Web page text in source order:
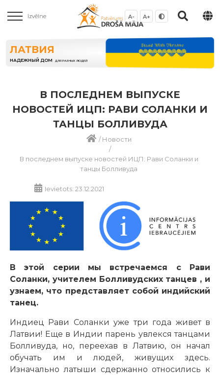
Izvēlne A- A+
ЛАТВИЯ
НАДЕЖНЫЙ ДОМ ДЛЯ РАЗНЫХ ЛЮДЕЙ
В ПОСЛЕДНЕМ ВЫПУСКЕ
НОВОСТЕЙ ИЦП: РАВИ СОЛАНКИ И
ТАНЦЫ БОЛЛИВУДА
/Новости
/
В последнем выпуске новостей ИЦП: Рави Соланки и
танцы Болливуда
Ievietots: 23.12.2021
В этой серии мы встречаемся с Рави
Соланки, учителем Болливудских танцев , и
узнаем, что представляет собой индийский
танец.
Индиец Рави Соланки уже три года живет в
Латвии! Еще в Индии парень увлекся танцами
Болливуда, но, переехав в Латвию, он начал
обучать им и людей, живущих здесь.
Изначально латыши сдержанно относились к